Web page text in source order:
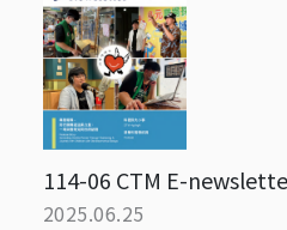
114-06 CTM E-
2025.06.25